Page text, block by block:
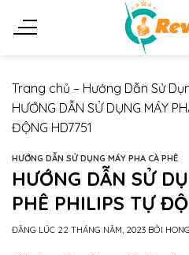
đến
Trang chủ – Hướng Dẫn Sử
HƯỚNG DẪN SỬ DỤNG MÁY
ĐỘNG HD7751
HƯỚNG DẪN SỬ DỤNG MÁY PHA CÀ PHÊ
HƯỚNG DẪN SỬ
PHÊ PHILIPS TỰ
ĐĂNG LÚC 22 THÁNG NĂM, 2023 BỞI